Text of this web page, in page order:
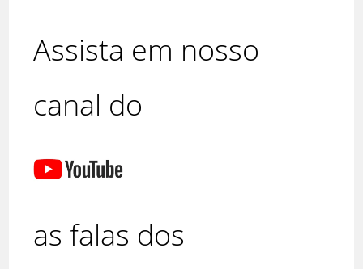
Assista em nosso
canal do
as falas dos